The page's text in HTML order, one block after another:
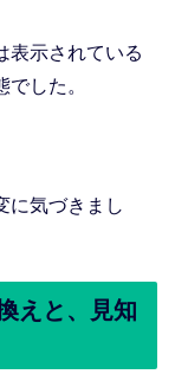
表示されている
した。
に気づきまし
えと、見知